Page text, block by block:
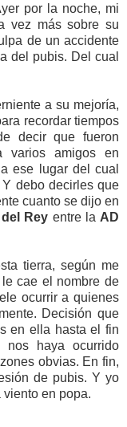
por la noche, mi
vez más sobre su
de un accidente
del pubis. Del cual
a su mejoría,
recordar tiempos
decir que fueron
varios amigos en
ese lugar del cual
debo decirles que
cuanto se dijo en
Rey entre la AD
tierra, según me
cae el nombre de
ocurrir a quienes
Decisión que
en ella hasta el fin
nos haya ocurrido
obvias. En fin,
de pubis. Y yo
en popa.